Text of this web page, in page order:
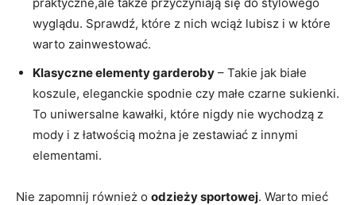
wyglądu. Sprawdź, które ⁢z nich wciąż lubisz i w które
‍warto zainwestować.
Klasyczne elementy garderoby – Takie jak białe
koszule,‍ eleganckie ⁣spodnie czy małe czarne‌ sukienki.
To uniwersalne kawałki, które nigdy nie wychodzą⁢ z
mody i⁢ z ‌łatwością można je ‌zestawiać ‌z innymi
elementami.
Nie ⁤zapomnij ⁢również o odzieży⁤ sportowej. Warto mieć